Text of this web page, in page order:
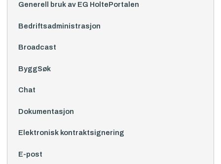
Generell bruk av EG HoltePortalen
Bedriftsadministrasjon
Broadcast
ByggSøk
Chat
Dokumentasjon
Elektronisk kontraktsignering
E-post